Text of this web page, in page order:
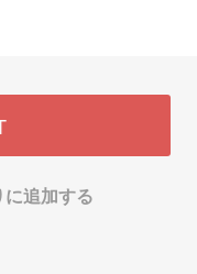
追加する